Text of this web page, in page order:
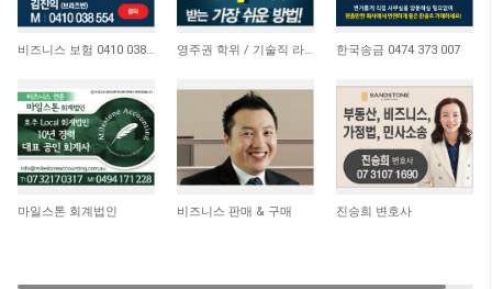
4,648 비즈니스 보험 0410 038 554 21,172 영주권 학위 / 기술직 라이센스 최소2주안에 받기! (요리, 페인팅, 용접, 차일드케어 등… 10,745
한국송금 0474 373 007
4,666
마일스톤 회계법인 15,055
비즈니스 판매 & 구매 11,056
진승희 변호사